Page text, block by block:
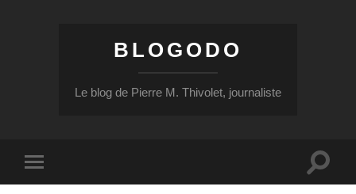
BLOGODO
Le blog de Pierre M. Thivolet, journaliste
mobile
Toggle